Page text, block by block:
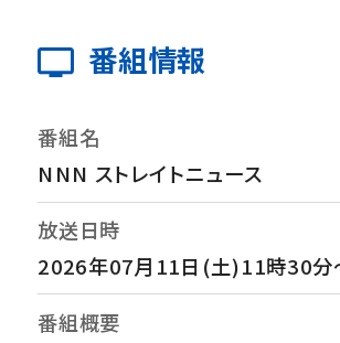
番組情報
番組名
NNN ストレイトニュース
放送日時
2026年07月11日(土)11時30分
番組概要